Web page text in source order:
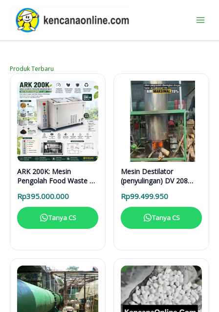
konten
Produk Terbaru
ARK 200K: Mesin
Pengolah Food Waste 24
Restoran, dan Kafe
Rp395.000.000
Tanya CS
Mesin Destilator
(penyulingan) DV 208
Rp99.499.950
Tanya CS